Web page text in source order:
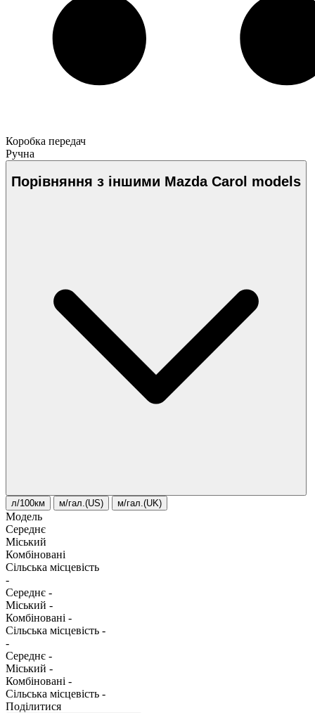
Коробка передач
Ручна
Порівняння з іншими Mazda Carol models
л/100км м/гал.(US) м/гал.(UK)
Модель
Середнє
Міський
Комбіновані
Сільська місцевість
-
Середнє -
Міський -
Комбіновані -
Сільська місцевість -
-
Середнє -
Міський -
Комбіновані -
Сільська місцевість -
Поділитися